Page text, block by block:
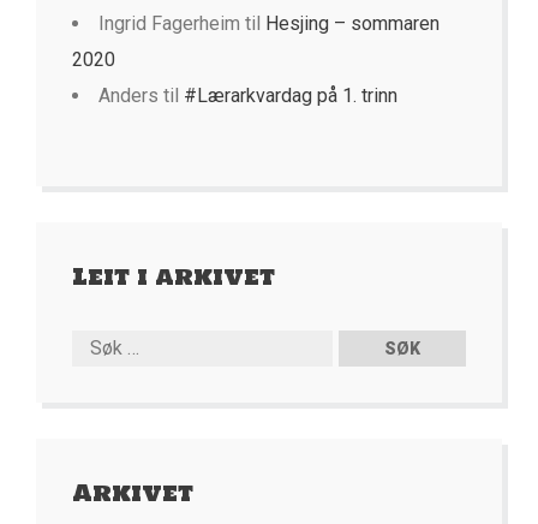
Ingrid Fagerheim til Hesjing – sommaren
2020
Anders til #Lærarkvardag på 1. trinn
Leit i arkivet
Arkivet